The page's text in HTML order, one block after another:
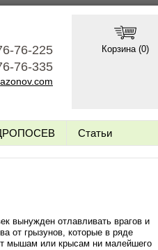
76-225
76-335
Корзина (0)
Статьи
вынужден отлавливать врагов и
от грызунов, которые в ряде
мышам или крысам ни малейшего